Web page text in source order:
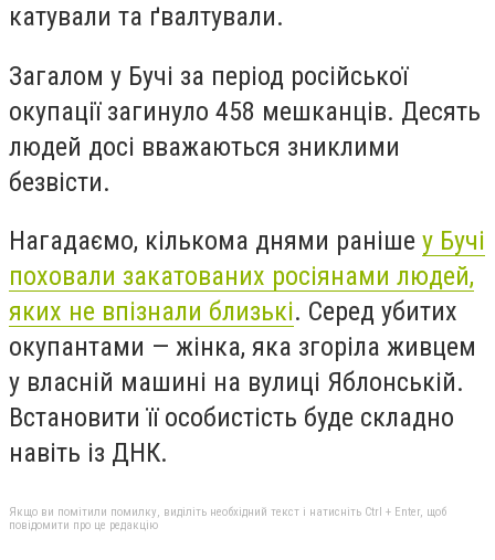
катували та ґвалтували.
Загалом у Бучі за період російської
окупації загинуло 458 мешканців. Десять
людей досі вважаються зниклими
безвісти.
Нагадаємо, кількома днями раніше у Бучі
поховали закатованих росіянами людей,
яких не впізнали близькі. Серед убитих
окупантами — жінка, яка згоріла живцем
у власній машині на вулиці Яблонській.
Встановити її особистість буде складно
навіть із ДНК.
Якщо ви помітили помилку, виділіть необхідний текст і натисніть Ctrl + Enter, щоб
повідомити про це редакцію